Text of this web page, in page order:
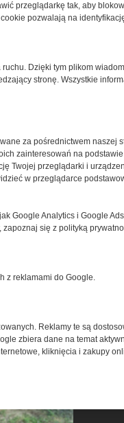
trzy dni
–
strzelby
przeglądarkę tak, aby
pozwalają na
Dzięki tym plikom
stronę. Wszystkie
za pośrednictwem naszej
zainteresowań na
Twojej przeglądarki i
w przeglądarce
Google Analytics i Google
się z polityką
z reklamami do Google.
Reklamy te są
zbiera dane na temat
kliknięcia i zakupy